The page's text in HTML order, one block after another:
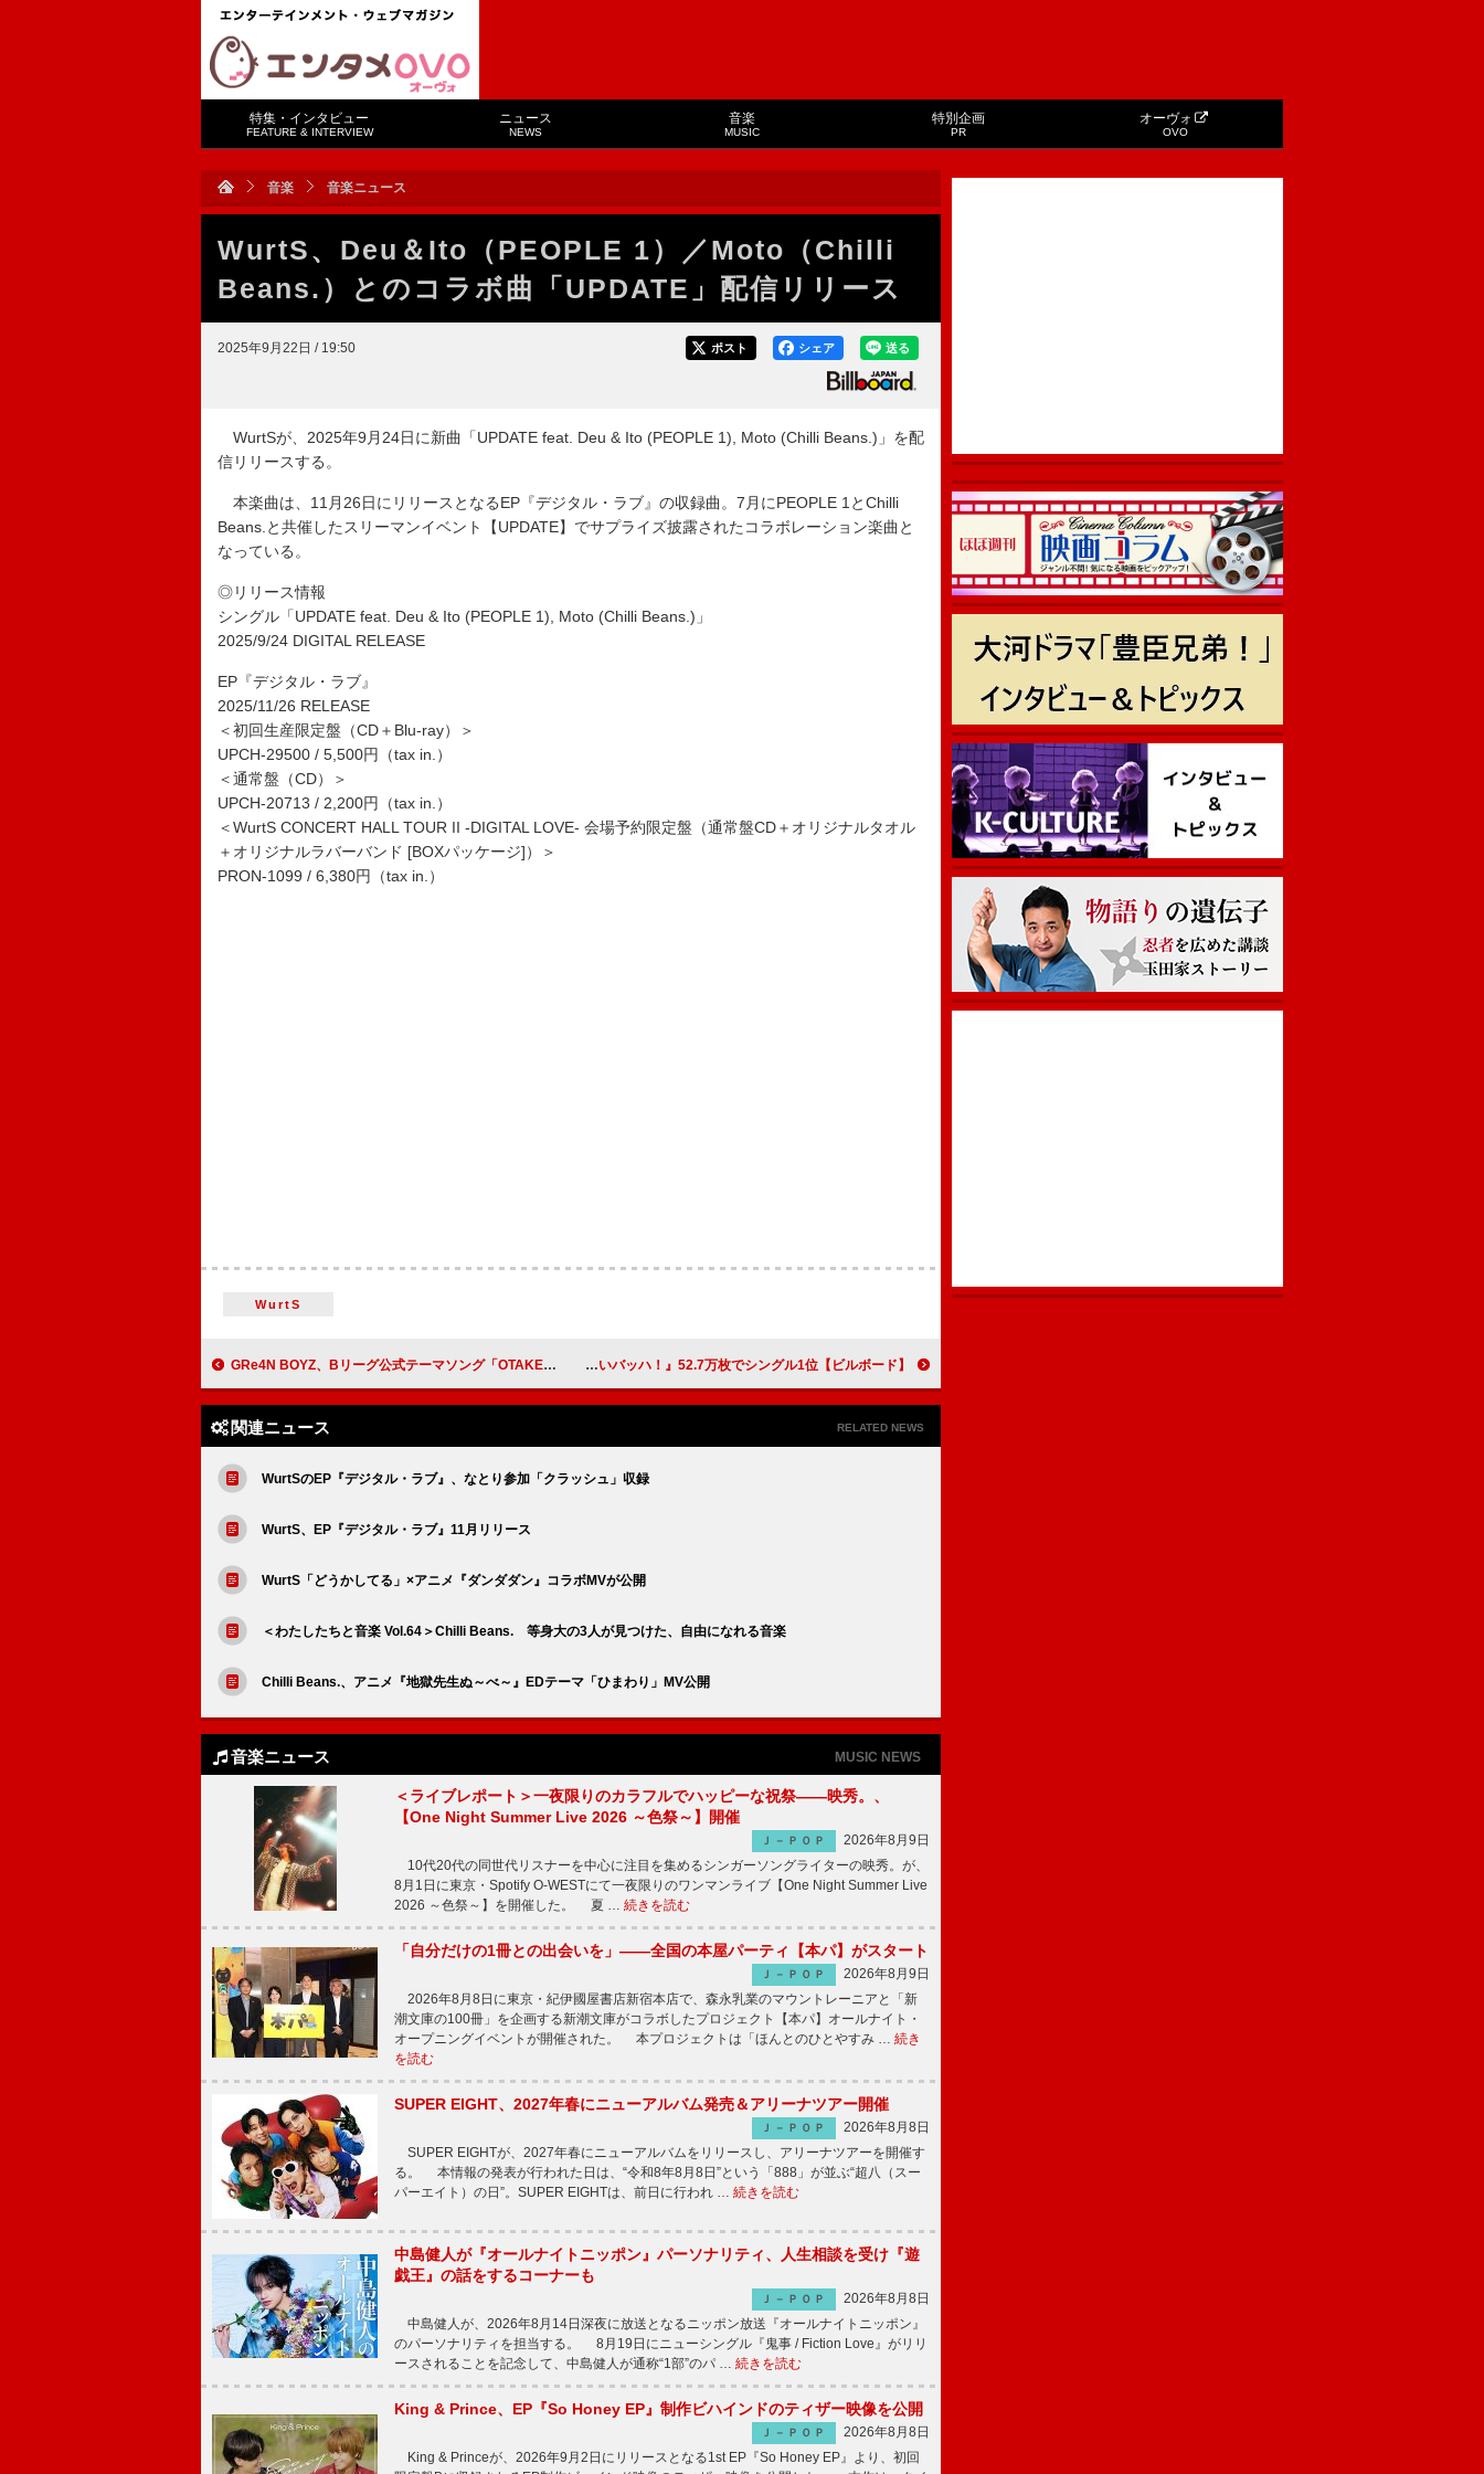
特集・インタビュー
FEATURE & INTERVIEW
ニュース
NEWS
音楽
MUSIC
特別企画
PR
オーヴォ
OVO
音楽 音楽ニュース
WurtS、Deu＆Ito（PEOPLE 1）／Moto（Chilli
Beans.）とのコラボ曲「UPDATE」配信リリース
2025年9月22日 / 19:50 送る
シェア
ポスト
WurtSが、2025年9月24日に新曲「UPDATE feat. Deu & Ito (PEOPLE 1), Moto (Chilli Beans.)」を配
信リリースする。
本楽曲は、11月26日にリリースとなるEP『デジタル・ラブ』の収録曲。7月にPEOPLE 1とChilli
Beans.と共催したスリーマンイベント【UPDATE】でサプライズ披露されたコラボレーション楽曲と
なっている。
◎リリース情報
シングル「UPDATE feat. Deu & Ito (PEOPLE 1), Moto (Chilli Beans.)」
2025/9/24 DIGITAL RELEASE
EP『デジタル・ラブ』
2025/11/26 RELEASE
＜初回生産限定盤（CD＋Blu-ray）＞
UPCH-29500 / 5,500円（tax in.）
＜通常盤（CD）＞
UPCH-20713 / 2,200円（tax in.）
＜WurtS CONCERT HALL TOUR II -DIGITAL LOVE- 会場予約限定盤（通常盤CD＋オリジナルタオル
＋オリジナルラバーバンド [BOXパッケージ]）＞
PRON-1099 / 6,380円（tax in.）
WurtS
GRe4N BOYZ、Bリーグ公式テーマソング「OTAKEBI」書き下ろし 【ビルボード】日向坂46『お願いバッハ！』52.7万枚でシングル1位
関連ニュース RELATED NEWS
WurtSのEP『デジタル・ラブ』、なとり参加「クラッシュ」収録
WurtS、EP『デジタル・ラブ』11月リリース
WurtS「どうかしてる」×アニメ『ダンダダン』コラボMVが公開
＜わたしたちと音楽 Vol.64＞Chilli Beans. 等身大の3人が見つけた、自由になれる音楽
Chilli Beans.、アニメ『地獄先生ぬ～べ～』EDテーマ「ひまわり」MV公開
音楽ニュース MUSIC NEWS
＜ライブレポート＞一夜限りのカラフルでハッピーな祝祭――映秀。、
【One Night Summer Live 2026 ～色祭～】開催
Ｊ－ＰＯＰ
2026年8月9日
10代20代の同世代リスナーを中心に注目を集めるシンガーソングライターの映秀。が、
8月1日に東京・Spotify O-WESTにて一夜限りのワンマンライブ【One Night Summer Live
2026 ～色祭～】を開催した。 夏 … 続きを読む
「自分だけの1冊との出会いを」――全国の本屋パーティ【本パ】がスタート
Ｊ－ＰＯＰ
2026年8月9日
2026年8月8日に東京・紀伊國屋書店新宿本店で、森永乳業のマウントレーニアと「新
潮文庫の100冊」を企画する新潮文庫がコラボしたプロジェクト【本パ】オールナイト・
オープニングイベントが開催された。 本プロジェクトは「ほんとのひとやすみ … 続き
を読む
SUPER EIGHT、2027年春にニューアルバム発売＆アリーナツアー開催
Ｊ－ＰＯＰ
2026年8月8日
SUPER EIGHTが、2027年春にニューアルバムをリリースし、アリーナツアーを開催す
る。 本情報の発表が行われた日は、“令和8年8月8日”という「888」が並ぶ“超八（スー
パーエイト）の日”。SUPER EIGHTは、前日に行われ … 続きを読む
中島健人が『オールナイトニッポン』パーソナリティ、人生相談を受け『遊
戯王』の話をするコーナーも
Ｊ－ＰＯＰ
2026年8月8日
中島健人が、2026年8月14日深夜に放送となるニッポン放送『オールナイトニッポン』
のパーソナリティを担当する。 8月19日にニューシングル『鬼事 / Fiction Love』がリリ
ースされることを記念して、中島健人が通称“1部”のパ … 続きを読む
King & Prince、EP『So Honey EP』制作ビハインドのティザー映像を公開
Ｊ－ＰＯＰ
2026年8月8日
King & Princeが、2026年9月2日にリリースとなる1st EP『So Honey EP』より、初回